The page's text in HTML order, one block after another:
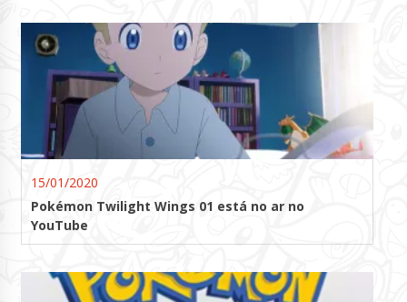
15/01/2020
Pokémon Twilight Wings 01 está no ar no
YouTube